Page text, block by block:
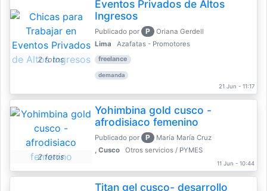
2 fotos
Eventos Privados de Altos
Ingresos
Publicado por P
Oriana Gerdell
Lima
Azafatas - Promotores
freelance
demanda
21 Jun - 11:17
2 fotos
Yohimbina gold cusco -
afrodisiaco femenino
Publicado por P
María María Cruz
, Cusco
Otros servicios / PYMES
11 Jun - 10:44
Titan gel cusco- desarrollo